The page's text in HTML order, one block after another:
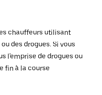
chauffeurs utilisant
des drogues. Si vous
l'emprise de drogues ou
fin à la course